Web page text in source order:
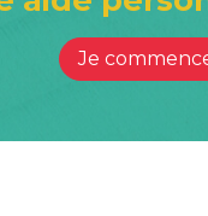
Je